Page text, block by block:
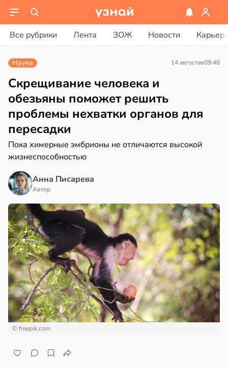
Все рубрики Лента ЗОЖ Новости
в19:49
в13:55
Наука 14 августав09:48
Скрещивание человека и
обезьяны поможет решить
проблемы нехватки органов для
пересадки
Пока химерные эмбрионы не отличаются высокой
жизнеспособностью
Анна Писарева
Автор
© freepik.com
в 19:27
в17:21